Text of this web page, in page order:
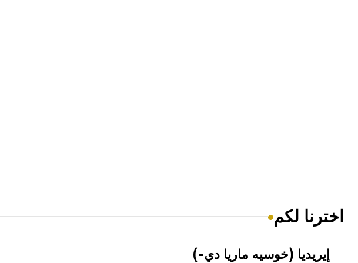
اخترنا لكم
إيريديا (خوسيه ماريا دي-)